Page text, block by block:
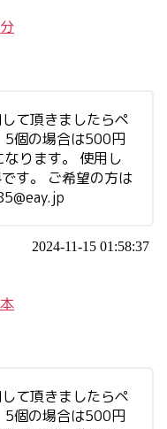
て頂きましたらペ
5個の場合は500円
ります。 使用し
す。 ご希望の方は
2024-11-15 01:58:37
て頂きましたらペ
5個の場合は500円